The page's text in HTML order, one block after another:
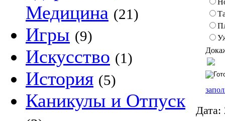
Медицина (21)
Игры (9)
Искусство (1)
История (5)
Каникулы и Отпуск Дата: